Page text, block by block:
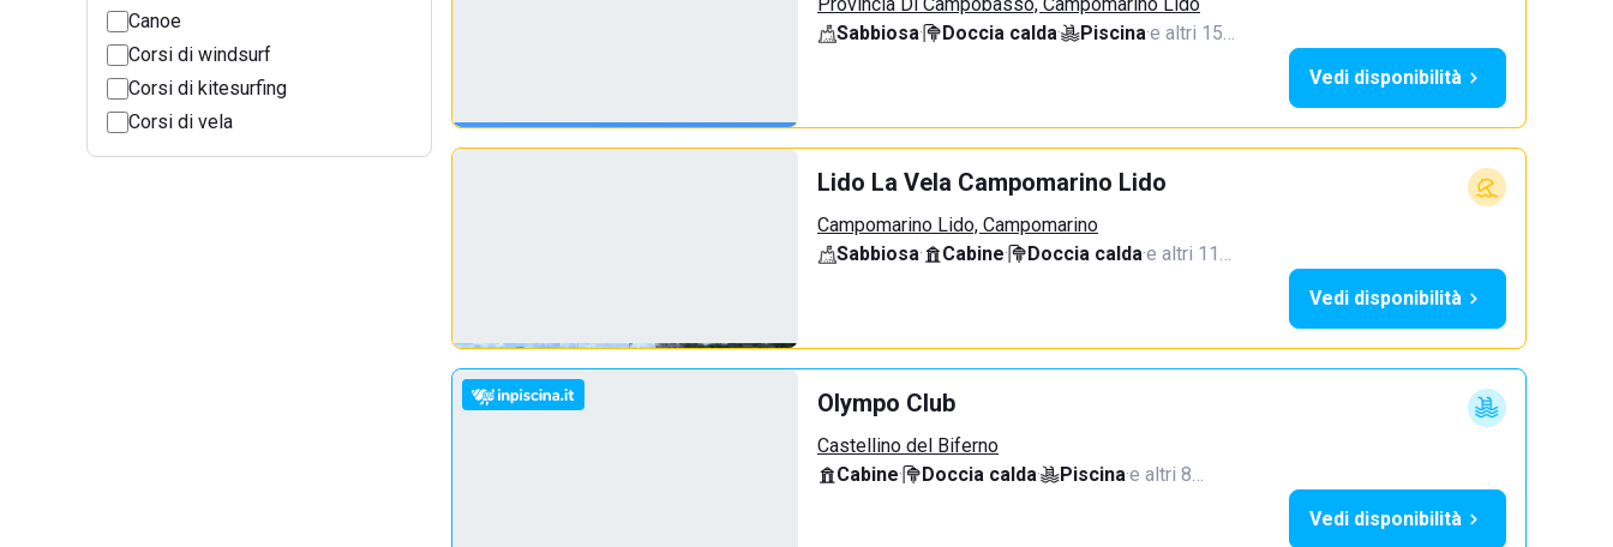
Canoe
Corsi di windsurf
Corsi di kitesurfing
Corsi di vela
Sabbiosa· Doccia calda· Piscina·e altri 15…
Vedi disponibilità
Lido La Vela Campomarino Lido
Campomarino Lido, Campomarino
Sabbiosa· Cabine· Doccia calda·e altri 11…
Vedi disponibilità
Olympo Club
Castellino del Biferno
Cabine· Doccia calda· Piscina·e altri 8…
Vedi disponibilità